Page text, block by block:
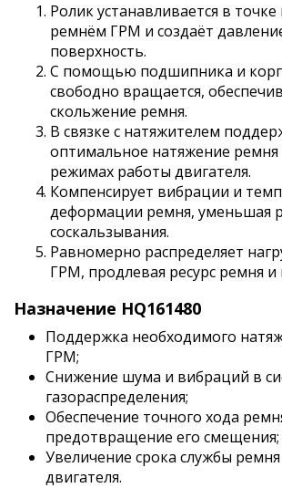
Ролик устанавливается в точке
ремнём ГРМ и создаёт
поверхность.
С помощью подшипника и
свободно вращается,
скольжение ремня.
В связке с натяжителем
оптимальное натяжение
режимах работы двигателя.
Компенсирует вибрации и
деформации ремня, уменьшая
соскальзывания.
Равномерно распределяет
ГРМ, продлевая ресурс ремня и
Назначение HQ161480
Поддержка необходимого
ГРМ;
Снижение шума и вибраций в
газораспределения;
Обеспечение точного хода
предотвращение его смещения;
Увеличение срока службы
двигателя.